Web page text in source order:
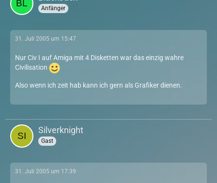
Anfänger
31. Juli 2005 um 15:47
Nur Civ I auf Amiga mit 4 Disketten war das einzig wahre
Civilisation
Also wenn ich zeit hab kann ich gern als Grafiker dienen.
Silverknight
Gast
31. Juli 2005 um 17:39